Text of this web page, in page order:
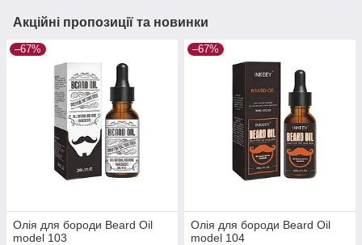
Акційні пропозиції та новинки
–67%
Олія для бороди Beard Oil
model 103
–67%
Олія для бороди Beard Oil
model 104